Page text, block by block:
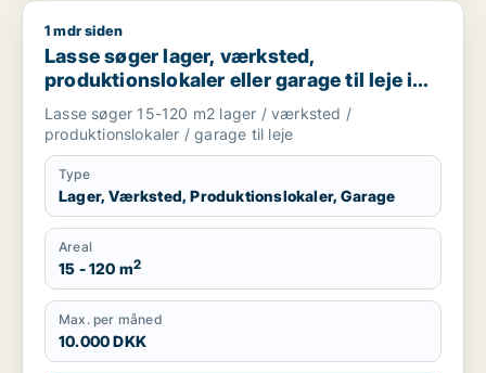
Lasse søger lager, værksted, produktionslokaler eller
1 mdr siden
Lasse søger lager, værksted,
produktionslokaler eller garage til leje i
Storkøbenhavn
Lasse søger 15-120 m2 lager / værksted /
produktionslokaler / garage til leje
Type
Lager, Værksted, Produktionslokaler, Garage
Areal
15 - 120 m2
Max. per måned
10.000 DKK